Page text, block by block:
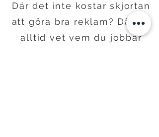
Där det inte kostar skjortan
att göra bra reklam? Där du
alltid vet vem du jobbar